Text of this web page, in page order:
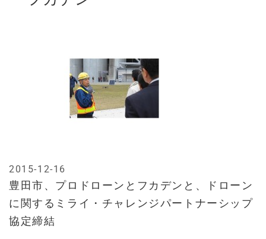
豊田市、プロドローンとフカデンと、ドローン
に関するミライ・チャレンジパートナーシップ
協定締結
2015-12-16